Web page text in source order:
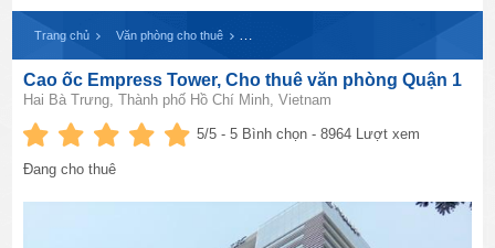
Trang chủ Văn phòng cho thuê
Cao ốc Empress Tower, Cho thuê văn phòng Quận 1
Hai Bà Trưng, Thành phố Hồ Chí Minh, Vietnam
5/5 -5 Bình chọn - 8964 Lượt xem
Đang cho thuê